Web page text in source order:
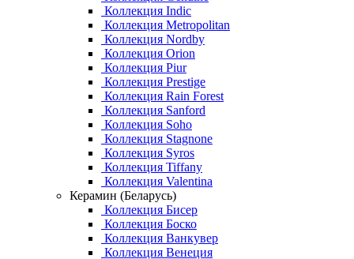
Коллекция Indic
Коллекция Metropolitan
Коллекция Nordby
Коллекция Orion
Коллекция Piur
Коллекция Prestige
Коллекция Rain Forest
Коллекция Sanford
Коллекция Soho
Коллекция Stagnone
Коллекция Syros
Коллекция Tiffany
Коллекция Valentina
Керамин (Беларусь)
Коллекция Бисер
Коллекция Боско
Коллекция Ванкувер
Коллекция Венеция